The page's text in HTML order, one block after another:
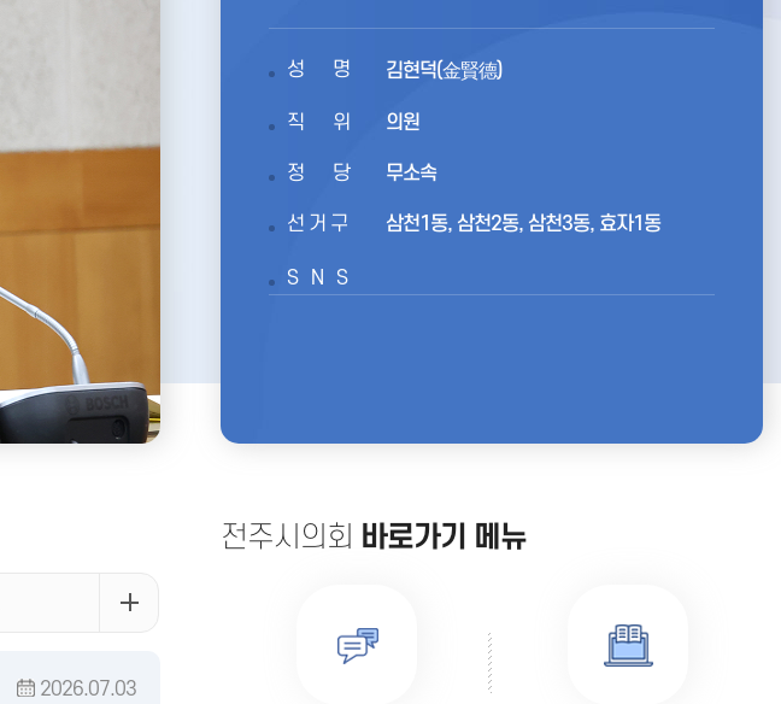
성명 김현덕(金賢德)
직위 의원
정당 무소속
선거구 삼천1동, 삼천2동, 삼천3동, 효자1동
SNS
2026.07.03
전주시의회 바로가기 메뉴